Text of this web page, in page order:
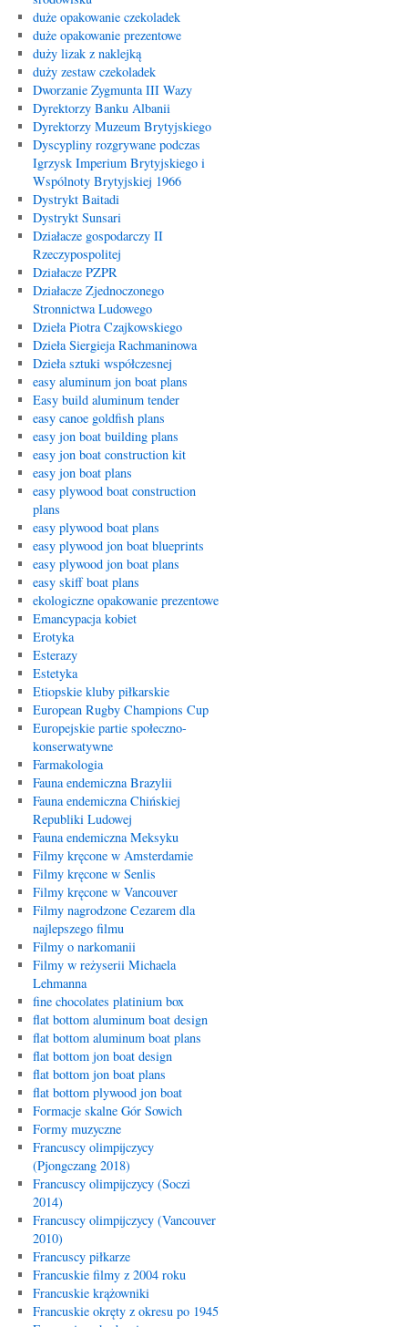
duże opakowanie czekoladek
duże opakowanie prezentowe
duży lizak z naklejką
duży zestaw czekoladek
Dworzanie Zygmunta III Wazy
Dyrektorzy Banku Albanii
Dyrektorzy Muzeum Brytyjskiego
Dyscypliny rozgrywane podczas
Igrzysk Imperium Brytyjskiego i
Wspólnoty Brytyjskiej 1966
Dystrykt Baitadi
Dystrykt Sunsari
Działacze gospodarczy II
Rzeczypospolitej
Działacze PZPR
Działacze Zjednoczonego
Stronnictwa Ludowego
Dzieła Piotra Czajkowskiego
Dzieła Siergieja Rachmaninowa
Dzieła sztuki współczesnej
easy aluminum jon boat plans
Easy build aluminum tender
easy canoe goldfish plans
easy jon boat building plans
easy jon boat construction kit
easy jon boat plans
easy plywood boat construction
plans
easy plywood boat plans
easy plywood jon boat blueprints
easy plywood jon boat plans
easy skiff boat plans
ekologiczne opakowanie prezentowe
Emancypacja kobiet
Erotyka
Esterazy
Estetyka
Etiopskie kluby piłkarskie
European Rugby Champions Cup
Europejskie partie społeczno-
konserwatywne
Farmakologia
Fauna endemiczna Brazylii
Fauna endemiczna Chińskiej
Republiki Ludowej
Fauna endemiczna Meksyku
Filmy kręcone w Amsterdamie
Filmy kręcone w Senlis
Filmy kręcone w Vancouver
Filmy nagrodzone Cezarem dla
najlepszego filmu
Filmy o narkomanii
Filmy w reżyserii Michaela
Lehmanna
fine chocolates platinium box
flat bottom aluminum boat design
flat bottom aluminum boat plans
flat bottom jon boat design
flat bottom jon boat plans
flat bottom plywood jon boat
Formacje skalne Gór Sowich
Formy muzyczne
Francuscy olimpijczycy
(Pjongczang 2018)
Francuscy olimpijczycy (Soczi
2014)
Francuscy olimpijczycy (Vancouver
2010)
Francuscy piłkarze
Francuskie filmy z 2004 roku
Francuskie krążowniki
Francuskie okręty z okresu po 1945